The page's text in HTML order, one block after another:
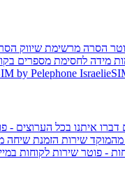
הסרה מרשימת שיווק
מידה לחסימת מספרים
by Pelephone
דברו איתנו בכל הערוצים -
שירות הזמנת שיחה
- פוטר שירות לקוחות